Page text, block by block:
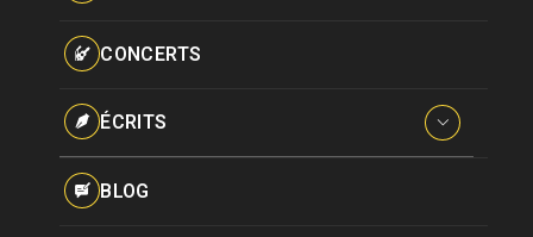
Pseudonymes
CONCERTS
ÉCRITS
Interviews
BLOG